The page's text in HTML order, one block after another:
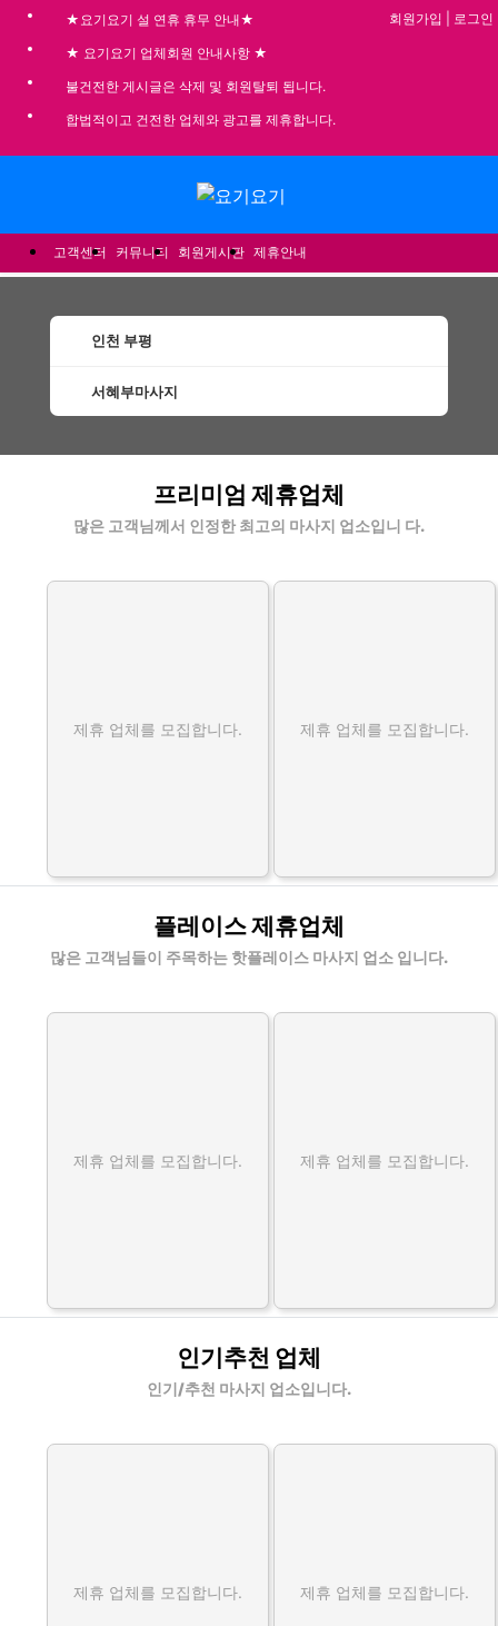
★요기요기 설 연휴 휴무 안내★
★ 요기요기 업체회원 안내사항 ★
불건전한 게시글은 삭제 및 회원탈퇴 됩니다.
합법적이고 건전한 업체와 광고를 제휴합니다.
회원가입 로그인
고객센터 커뮤니티 회원게시판 제휴안내
인천 부평
서혜부마사지
프리미엄 제휴업체
많은 고객님께서 인정한 최고의 마사지 업소입니 다.
제휴 업체를 모집합니다. 제휴 업체를 모집합니다.
플레이스 제휴업체
많은 고객님들이 주목하는 핫플레이스 마사지 업소 입니다.
제휴 업체를 모집합니다. 제휴 업체를 모집합니다.
인기추천 업체
인기/추천 마사지 업소입니다.
제휴 업체를 모집합니다. 제휴 업체를 모집합니다.